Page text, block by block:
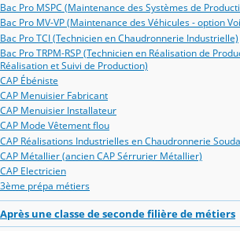
Bac Pro MSPC (Maintenance des Systèmes de
Bac Pro MV-VP (Maintenance des Véhicules - option
Bac Pro TCI (Technicien en Chaudronnerie Industrielle)
Bac Pro TRPM-RSP (Technicien en Réalisation de
Réalisation et Suivi de Production)
CAP Ébéniste
CAP Menuisier Fabricant
CAP Menuisier Installateur
CAP Mode Vêtement flou
CAP Réalisations Industrielles en Chaudronnerie
CAP Métallier (ancien CAP Sérrurier Métallier)
CAP Electricien
3ème prépa métiers
Après une classe de seconde filière de métiers